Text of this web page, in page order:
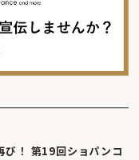
び！ 第19回ショパンコ